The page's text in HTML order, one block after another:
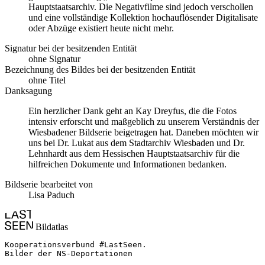
Hauptstaatsarchiv. Die Negativfilme sind jedoch verschollen
und eine vollständige Kollektion hochauflösender Digitalisate
oder Abzüge existiert heute nicht mehr.
Signatur bei der besitzenden Entität
ohne Signatur
Bezeichnung des Bildes bei der besitzenden Entität
ohne Titel
Danksagung
Ein herzlicher Dank geht an Kay Dreyfus, die die Fotos
intensiv erforscht und maßgeblich zu unserem Verständnis der
Wiesbadener Bildserie beigetragen hat. Daneben möchten wir
uns bei Dr. Lukat aus dem Stadtarchiv Wiesbaden und Dr.
Lehnhardt aus dem Hessischen Hauptstaatsarchiv für die
hilfreichen Dokumente und Informationen bedanken.
Bildserie bearbeitet von
Lisa Paduch
Bildatlas
Kooperationsverbund #LastSeen.
Bilder der NS-Deportationen